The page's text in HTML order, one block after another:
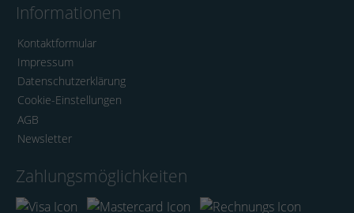
Informationen
Kontaktformular
Impressum
Datenschutzerklärung
Cookie-Einstellungen
AGB
Newsletter
Zahlungsmöglichkeiten